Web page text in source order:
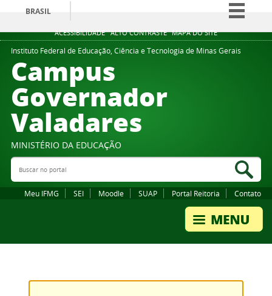
ACESSIBILIDADE ALTO CONTRASTE MAPA DO SITE
BRASIL
Simplifique!
Comunica BR
Instituto Federal de Educação, Ciência e Tecnologia de Minas Gerais
Campus
Governador
Valadares
MINISTÉRIO DA EDUCAÇÃO
Buscar no portal
Meu IFMG SEI Moodle SUAP Portal Reitoria Contato